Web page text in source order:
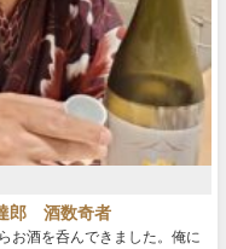
郎 酒数奇者
お酒を呑んできました。俺に